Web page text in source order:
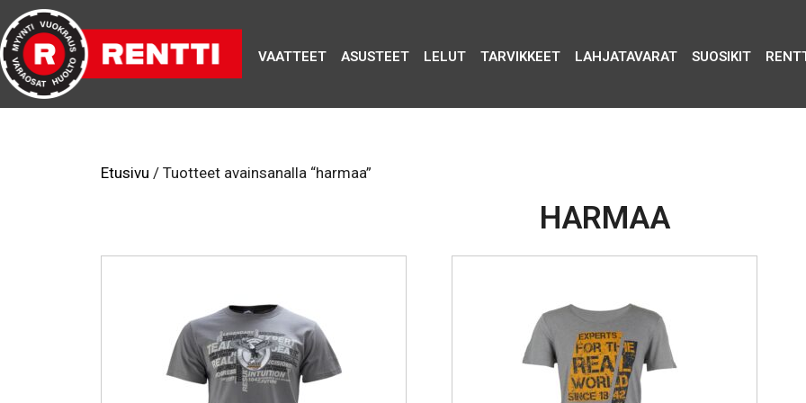
VAATTEET ASUSTEET LELUT TARVIKKEET LAHJATAVARAT SUOSIKIT
Etusivu / Tuotteet avainsanalla “harmaa”
HARMAA